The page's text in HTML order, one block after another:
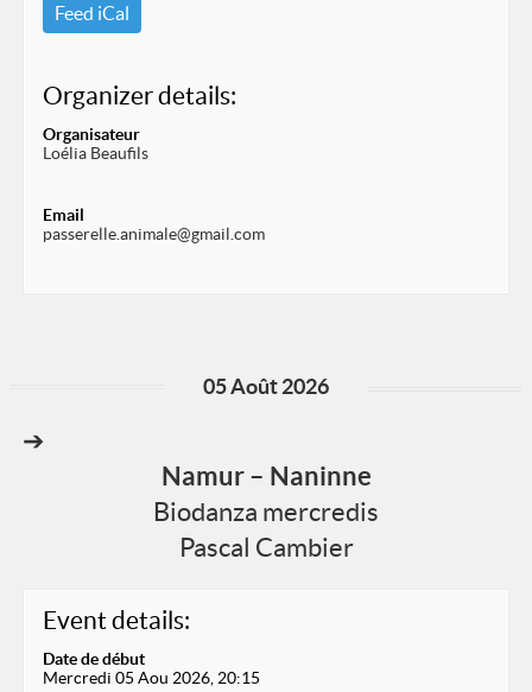
Feed iCal
Organizer details:
Organisateur
Loélia Beaufils
Email
passerelle.animale@gmail.com
05 Août 2026
➔
Namur – Naninne
Biodanza mercredis
Pascal Cambier
Event details:
Date de début
Mercredi 05 Aou 2026, 20:15